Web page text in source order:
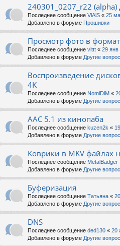
240301_0207_r22
Последнее сообщение VlAlS « 25
Добавлено в форуме Прошивки
Просмотр фото в
Последнее сообщение vittt « 29 янв
Добавлено в форуме Другие
Воспроизведение
4K
Последнее сообщение NomiDiM «
Добавлено в форуме Другие
AAC 5.1 из кинопаба
Последнее сообщение kuzen2k «
Добавлено в форуме Другие
Коврики в MKV файлах
Последнее сообщение MetalBadger
Добавлено в форуме Другие
Буферизация
Последнее сообщение Татьяна «
Добавлено в форуме Другие
DNS
Последнее сообщение ded130 « 20
Добавлено в форуме Другие